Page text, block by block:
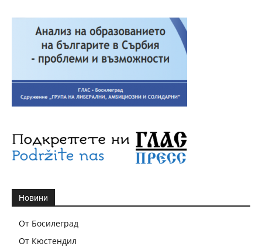
Новини
От Босилеград
От Кюстендил